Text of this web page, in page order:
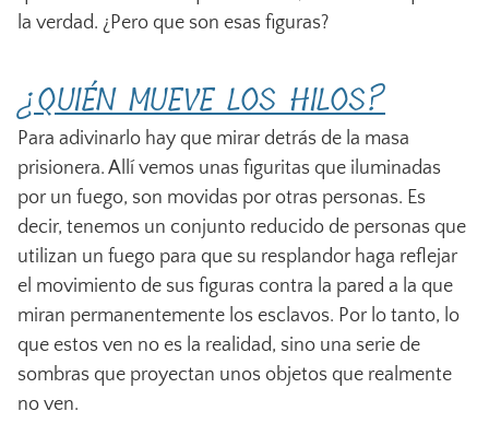
la verdad. ¿Pero que son esas figuras?
¿QUIÉN MUEVE LOS HILOS?
Para adivinarlo hay que mirar detrás de la masa
prisionera. Allí vemos unas figuritas que iluminadas
por un fuego, son movidas por otras personas. Es
decir, tenemos un conjunto reducido de personas que
utilizan un fuego para que su resplandor haga reflejar
el movimiento de sus figuras contra la pared a la que
miran permanentemente los esclavos. Por lo tanto, lo
que estos ven no es la realidad, sino una serie de
sombras que proyectan unos objetos que realmente
no ven.